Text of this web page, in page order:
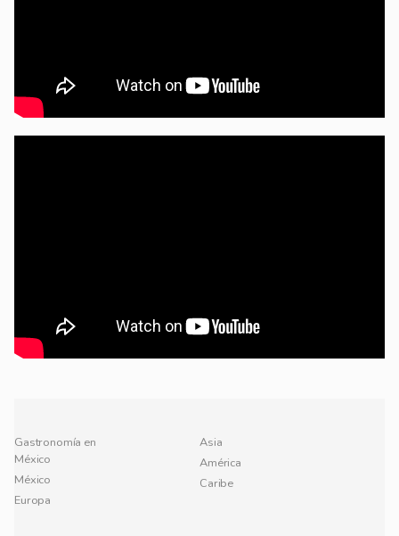
Gastronomía en
México
México
Europa
Asia
América
Caribe